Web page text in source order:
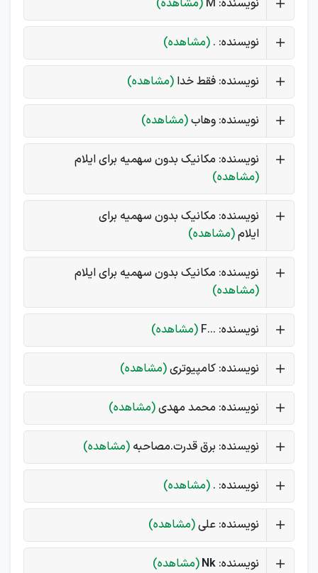
نویسنده: M (مشاهده)
نویسنده: . (مشاهده)
نویسنده: فقط خدا (مشاهده)
نویسنده: وهاب(مشاهده)
نویسنده: مکانیک بدون سهمیه برای ایلام
(مشاهده)
نویسنده: مکانیک بدون سهمیه برای
ایلام(مشاهده)
نویسنده: مکانیک بدون سهمیه برای ایلام
(مشاهده)
نویسنده: ...F (مشاهده)
نویسنده: کامپیوتری(مشاهده)
نویسنده: محمد مهدی(مشاهده)
نویسنده: برق قدرت.مصاحبه (مشاهده)
نویسنده: . (مشاهده)
نویسنده: علی(مشاهده)
نویسنده: Nk(مشاهده)